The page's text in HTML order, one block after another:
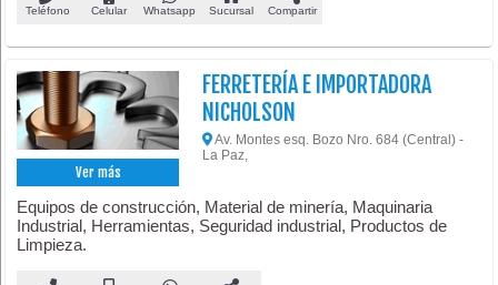
Teléfono Celular Whatsapp Sucursal Compartir
Ver más
FERRETERÍA E IMPORTADORA
NICHOLSON
Av. Montes esq. Bozo Nro. 684 (Central) -
La Paz,
Equipos de construcción, Material de minería, Maquinaria
Industrial, Herramientas, Seguridad industrial, Productos de
Limpieza.